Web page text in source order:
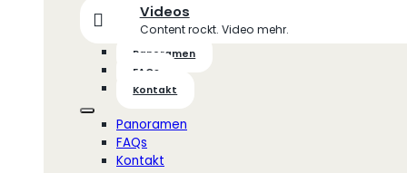
Videos
Content rockt. Video mehr.
Panoramen
FAQs
Kontakt
Panoramen
FAQs
Kontakt